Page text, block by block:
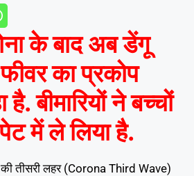
के बाद अब डेंगू
का प्रकोप
है. बीमारियों ने बच्चों
में ले लिया है.
की तीसरी लहर (Corona Third Wave)